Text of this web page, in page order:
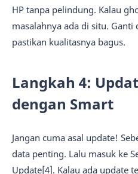
HP tanpa pelindung. Kalau
masalahnya ada di situ. Ganti
pastikan kualitasnya bagus.
Langkah 4:
dengan Smart
Jangan cuma asal update!
data penting. Lalu masuk ke
Update[4]. Kalau ada update